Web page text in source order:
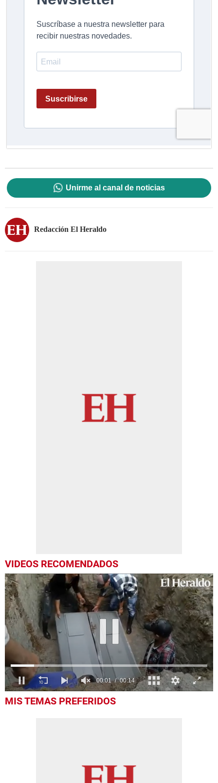
Unirme al canal de noticias
Redacción El Heraldo
VIDEOS RECOMENDADOS
seconds
MIS TEMAS PREFERIDOS